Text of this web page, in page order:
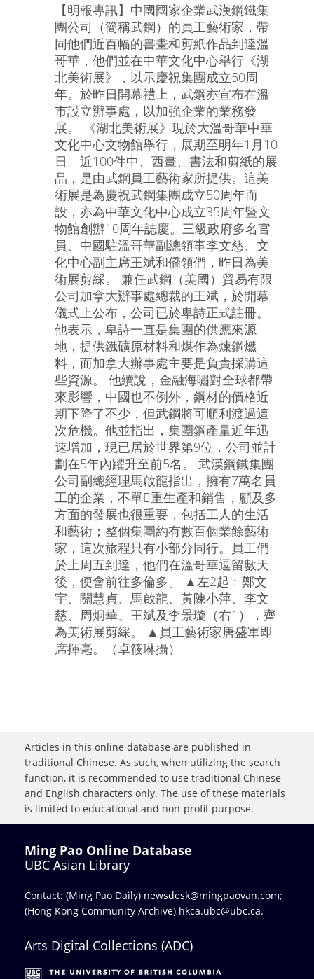
【明報專訊】中國國家企業武漢鋼鐵集
團公司（簡稱武鋼）的員工藝術家，帶
同他們近百幅的書畫和剪紙作品到達溫
哥華，他們並在中華文化中心舉行《湖
北美術展》，以示慶祝集團成立50周
年。於昨日開幕禮上，武鋼亦宣布在溫
市設立辦事處，以加強企業的業務發
展。 《湖北美術展》現於大溫哥華中華
文化中心文物館舉行，展期至明年1月10
日。近100件中、西畫、書法和剪紙的展
品，是由武鋼員工藝術家所提供。這美
術展是為慶祝武鋼集團成立50周年而
設，亦為中華文化中心成立35周年暨文
物館創辦10周年誌慶。三級政府多名官
員、中國駐溫哥華副總領事李文慈、文
化中心副主席王斌和僑領們，昨日為美
術展剪綵。 兼任武鋼（美國）貿易有限
公司加拿大辦事處總裁的王斌，於開幕
儀式上公布，公司已於卑詩正式註冊。
他表示，卑詩一直是集團的供應來源
地，提供鐵礦原材料和煤作為煉鋼燃
料，而加拿大辦事處主要是負責採購這
些資源。 他續說，金融海嘯對全球都帶
來影響，中國也不例外，鋼材的價格近
期下降了不少，但武鋼將可順利渡過這
次危機。他並指出，集團鋼產量近年迅
速增加，現已居於世界第9位，公司並計
劃在5年內躍升至前5名。 武漢鋼鐵集團
公司副總經理馬啟龍指出，擁有7萬名員
工的企業，不單重生產和銷售，顧及多
方面的發展也很重要，包括工人的生活
和藝術；整個集團約有數百個業餘藝術
家，這次旅程只有小部分同行。員工們
於上周五到達，他們在溫哥華逗留數天
後，便會前往多倫多。 ▲左2起﹕鄭文
宇、關慧貞、馬啟龍、黃陳小萍、李文
慈、周炯華、王斌及李景璇（右1），齊
為美術展剪綵。 ▲員工藝術家唐盛軍即
席揮毫。（卓筱琳攝）
Articles in this online database are published in
traditional Chinese. As such, when utilizing the search
function, it is recommended to use traditional Chinese
and English characters only. The use of these materials
is limited to educational and non-profit purpose.
Ming Pao Online Database
UBC Asian Library
Contact: (Ming Pao Daily) newsdesk@mingpaovan.com;
(Hong Kong Community Archive) hkca.ubc@ubc.ca.
Arts Digital Collections (ADC)